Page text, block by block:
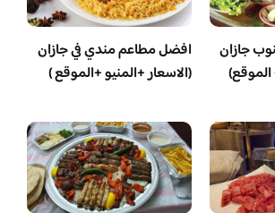
جازان
الموقع)
افضل مطاعم مندي في جازان
(الاسعار +المنيو +الموقع )